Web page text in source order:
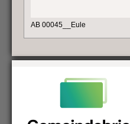
AB 00045__Eule